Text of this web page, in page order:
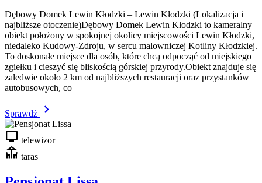
Dębowy Domek Lewin Kłodzki – Lewin Kłodzki (Lokalizacja i
najbliższe otoczenie)Dębowy Domek Lewin Kłodzki to kameralny
obiekt położony w spokojnej okolicy miejscowości Lewin Kłodzki,
niedaleko Kudowy-Zdroju, w sercu malowniczej Kotliny Kłodzkiej.
To doskonałe miejsce dla osób, które chcą odpocząć od miejskiego
zgiełku i cieszyć się bliskością górskiej przyrody.Obiekt znajduje się
zaledwie około 2 km od najbliższych restauracji oraz przystanków
autobusowych, co
Sprawdź
chevron_right
tv telewizor
deck taras